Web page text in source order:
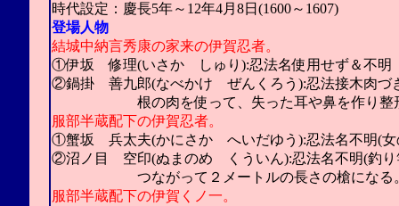
時代設定：慶長5年～12年4月8日(1600～1607)
登場人物
結城中納言秀康の家来の伊賀忍者。
①伊坂 修理(いさか しゅり):忍法名使用せず＆不明
②鍋掛 善九郎(なべかけ ぜんくろう):忍法接木肉づ
根の肉を使って、失った耳や鼻を作り整形
服部半蔵配下の伊賀忍者。
①蟹坂 兵太夫(かにさか へいだゆう):忍法名不明(女
②沼ノ目 空印(ぬまのめ くういん):忍法名不明(釣り
つながって２メートルの長さの槍になる。
服部半蔵配下の伊賀くノ一。